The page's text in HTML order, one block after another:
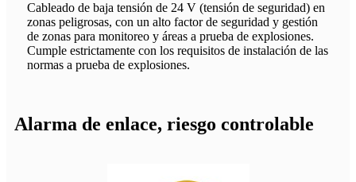
Cableado de baja tensión de 24 V (tensión de seguridad) en
zonas peligrosas, con un alto factor de seguridad y gestión
de zonas para monitoreo y áreas a prueba de explosiones.
Cumple estrictamente con los requisitos de instalación de las
normas a prueba de explosiones.
Alarma de enlace, riesgo controlable